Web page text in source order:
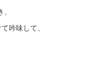
吟味して、